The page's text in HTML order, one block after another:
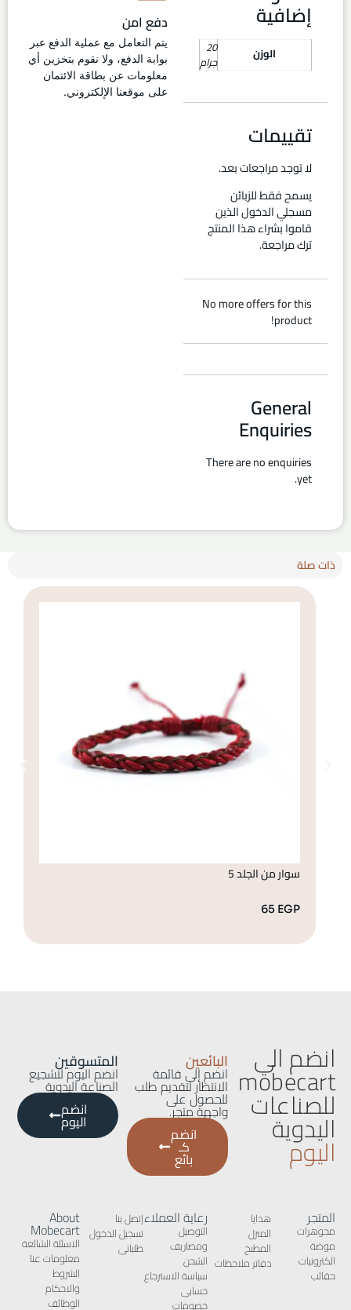
إضافية
الوزن 20
جرام
تقييمات
لا توجد مراجعات بعد.
يسمح فقط للزبائن
مسجلي الدخول الذين
قاموا بشراء هذا المنتج
ترك مراجعة.
No more offers for this
product!
General
Enquiries
There are no enquiries
yet.
دفع امن
يتم التعامل مع عملية الدفع عبر
بوابة الدفع، ولا نقوم بتخزين أي
معلومات عن بطاقة الائتمان
على موقعنا الإلكتروني.
ذات صلة
سوار من الجلد 5
65 EGP
انضم الي
mobecart
للصناعات
اليدوية
اليوم
البائعين
انضم إلى قائمة
الانتظار لتقديم طلب
للحصول على
واجهة متجر.
انضم
كـ
بائع
المتسوقين
انضم اليوم لتشجيع
الصناعة اليدوية
انضم
اليوم
المتجر
مجوهرات
موضة
الكترونيات
حقائب
هدايا
المنزل
المطبخ
دفاتر ملاحظات
رعاية العملاء
التوصيل
ومصاريف
الشحن
سياسة الاسترجاع
حسابى
خصومات
إتصل بنا
تسجيل الدخول
طلباتى
About
Mobecart
الاسئلة الشائعة
معلومات عنا
الشروط
والاحكام
الوظائف